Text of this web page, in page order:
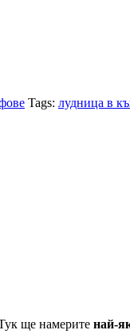
Tags: лудница в
ще намерите най-